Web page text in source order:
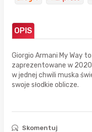
OPIS
Giorgio Armani My Way
zaprezentowane w
w jednej chwili muska
swoje słodkie oblicze.
Skomentuj